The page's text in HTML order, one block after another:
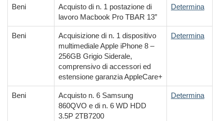
Beni
Acquisto di n. 1 postazione di
lavoro Macbook Pro TBAR 13”
Determina
Beni
Acquisizione di n. 1 dispositivo
multimediale Apple iPhone 8 –
256GB Grigio Siderale,
comprensivo di accessori ed
estensione garanzia AppleCare+
Determina
Beni
Acquisto n. 6 Samsung
860QVO e di n. 6 WD HDD
3.5P 2TB7200
Determina